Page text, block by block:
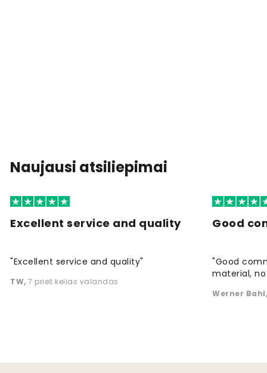
Naujausi atsiliepimai
Excellent service and quality
"Excellent service and quality"
TW, 7 prieš kelias valandas
Good
"Good
material,
Werner Bahl